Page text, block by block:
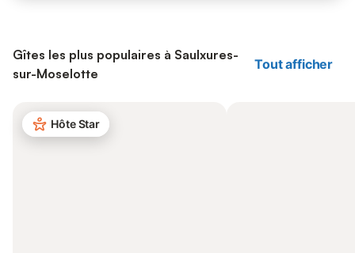
Gîtes les plus populaires à Saulxures-
sur-Moselotte
Tout afficher
Hôte Star